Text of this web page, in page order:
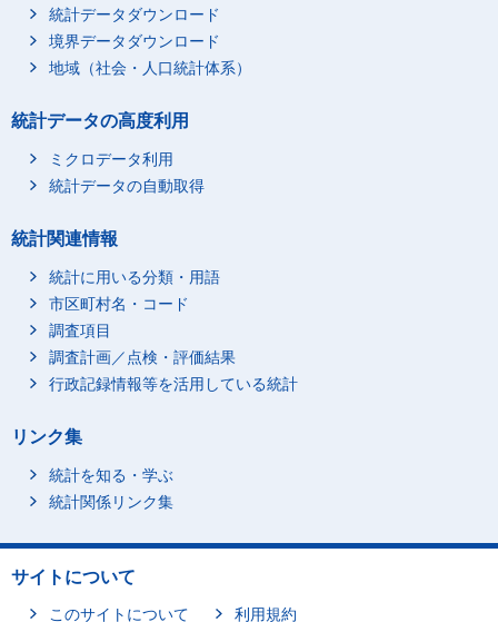
統計データダウンロード
境界データダウンロード
地域（社会・人口統計体系）
統計データの高度利用
ミクロデータ利用
統計データの自動取得
統計関連情報
統計に用いる分類・用語
市区町村名・コード
調査項目
調査計画／点検・評価結果
行政記録情報等を活用している統計
リンク集
統計を知る・学ぶ
統計関係リンク集
サイトについて
このサイトについて 利用規約